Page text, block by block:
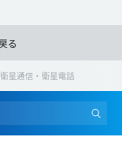
る
衛星通信・衛星電話